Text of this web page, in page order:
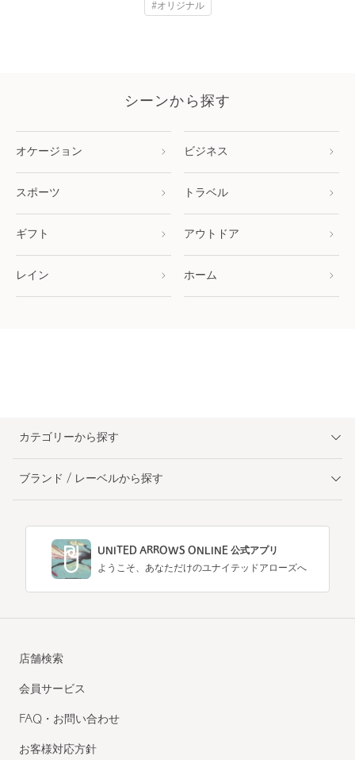
#オリジナル
シーンから探す
オケージョン ビジネス
スポーツ トラベル
ギフト アウトドア
レイン ホーム
カテゴリーから探す
ブランド / レーベルから探す
UNITED ARROWS ONLINE 公式アプリ
ようこそ、あなただけのユナイテッドアローズへ
店舗検索
会員サービス
FAQ・お問い合わせ
お客様対応方針